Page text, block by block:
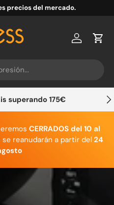
precios del mercado.
Cuenta
superando 175€
CERRADOS del 10 al
se reanudarán a partir del 24